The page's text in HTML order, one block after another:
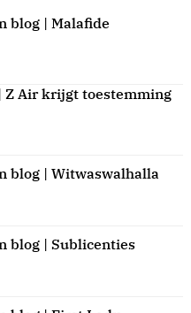
blog | Malafide
Z Air krijgt toestemming
blog | Witwaswalhalla
blog | Sublicenties